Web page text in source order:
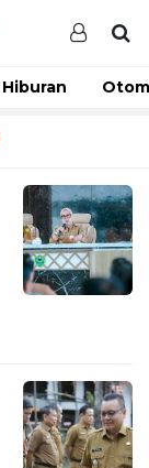
Hiburan